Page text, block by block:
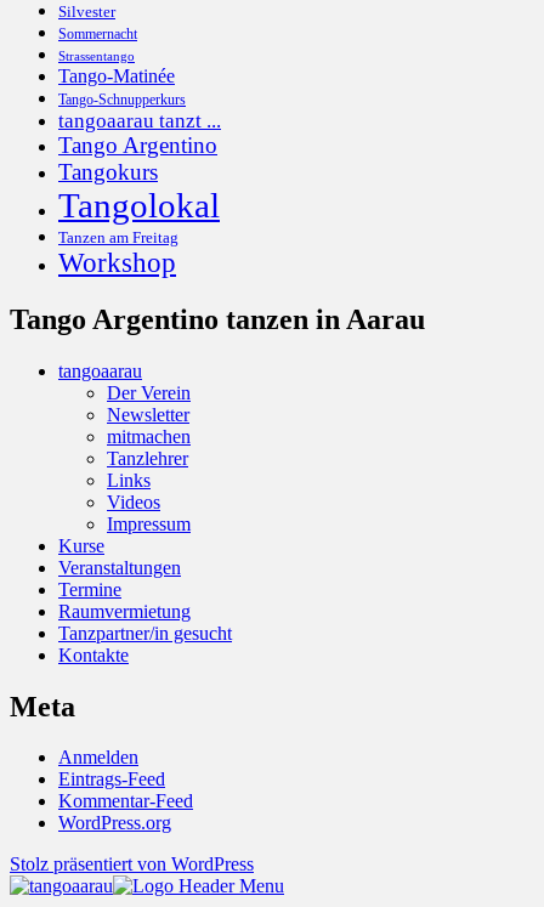
Silvester
Sommernacht
Strassentango
Tango-Matinée
Tango-Schnupperkurs
tangoaarau tanzt ...
Tango Argentino
Tangokurs
Tangolokal
Tanzen am Freitag
Workshop
Tango Argentino tanzen in Aarau
tangoaarau
Der Verein
Newsletter
mitmachen
Tanzlehrer
Links
Videos
Impressum
Kurse
Veranstaltungen
Termine
Raumvermietung
Tanzpartner/in gesucht
Kontakte
Meta
Anmelden
Eintrags-Feed
Kommentar-Feed
WordPress.org
Stolz präsentiert von WordPress